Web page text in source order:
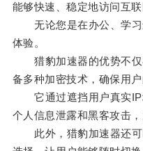
能够快速、稳定地访问互联
无论您是在办公、学习
体验。
猎豹加速器的优势不仅
备多种加密技术，确保用户
它通过遮挡用户真实IP
个人信息泄露和黑客攻击
此外，猎豹加速器还可